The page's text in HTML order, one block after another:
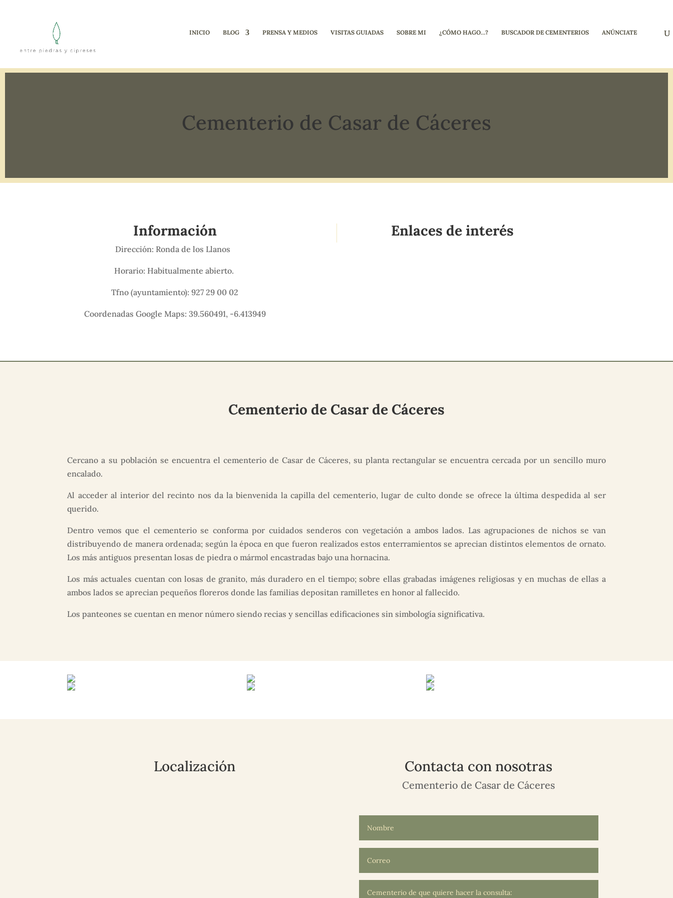
INICIO BLOG PRENSA Y MEDIOS VISITAS GUIADAS SOBRE MI ¿CÓMO HAGO…? BUSCADOR DE CEMENTERIOS ANÚNCIATE
Cementerio de Casar de Cáceres
Información
Dirección: Ronda de los Llanos
Horario: Habitualmente abierto.
Tfno (ayuntamiento):927 29 00 02
Coordenadas Google Maps: 39.560491, -6.413949
Enlaces de interés
Cementerio de Casar de Cáceres
Cercano a su población se encuentra el cementerio de Casar de Cáceres, su planta rectangular se encuentra cercada por un sencillo muro
encalado.
Al acceder al interior del recinto nos da la bienvenida la capilla del cementerio, lugar de culto donde se ofrece la última despedida al ser
querido.
Dentro vemos que el cementerio se conforma por cuidados senderos con vegetación a ambos lados. Las agrupaciones de nichos se van
distribuyendo de manera ordenada; según la época en que fueron realizados estos enterramientos se aprecian distintos elementos de ornato.
Los más antiguos presentan losas de piedra o mármol encastradas bajo una hornacina.
Los más actuales cuentan con losas de granito, más duradero en el tiempo; sobre ellas grabadas imágenes religiosas y en muchas de ellas a
ambos lados se aprecian pequeños floreros donde las familias depositan ramilletes en honor al fallecido.
Los panteones se cuentan en menor número siendo recias y sencillas edificaciones sin simbología significativa.
Localización Contacta con nosotras
Cementerio de Casar de Cáceres